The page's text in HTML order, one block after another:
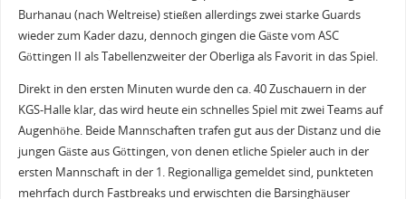
Burhanau (nach Weltreise) stießen allerdings zwei starke Guards
wieder zum Kader dazu, dennoch gingen die Gäste vom ASC
Göttingen II als Tabellenzweiter der Oberliga als Favorit in das Spiel.
Direkt in den ersten Minuten wurde den ca. 40 Zuschauern in der
KGS-Halle klar, das wird heute ein schnelles Spiel mit zwei Teams auf
Augenhöhe. Beide Mannschaften trafen gut aus der Distanz und die
jungen Gäste aus Göttingen, von denen etliche Spieler auch in der
ersten Mannschaft in der 1. Regionalliga gemeldet sind, punkteten
mehrfach durch Fastbreaks und erwischten die Barsinghäuser